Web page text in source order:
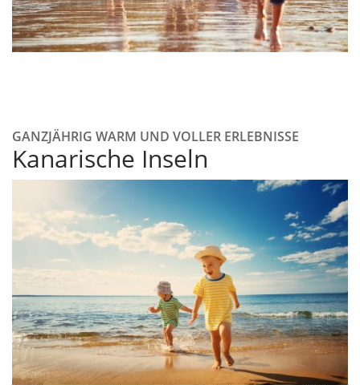
GANZJÄHRIG WARM UND VOLLER ERLEBNISSE
Kanarische Inseln